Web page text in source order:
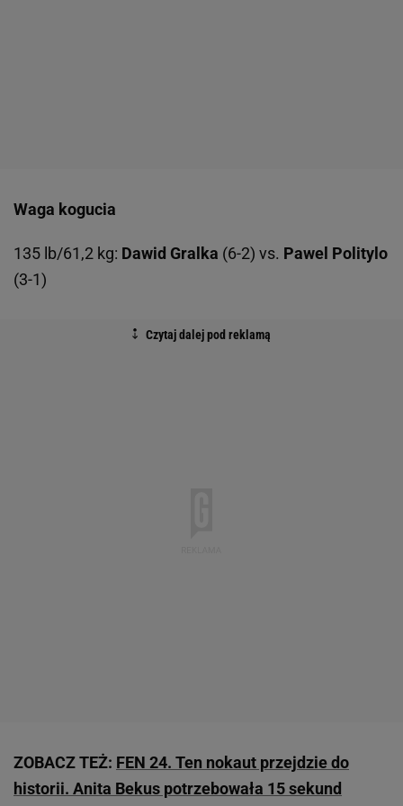
Waga kogucia
135 lb/61,2 kg: Dawid Gralka (6-2) vs. Pawel Politylo
(3-1)
ZOBACZ TEŻ: FEN 24. Ten nokaut przejdzie do
historii. Anita Bekus potrzebowała 15 sekund